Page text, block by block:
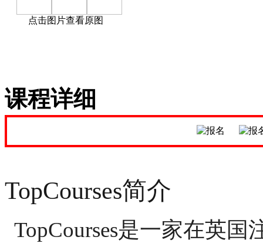
点击图片查看原图
课程详细
TopCourses简介
TopCourses是一家在英